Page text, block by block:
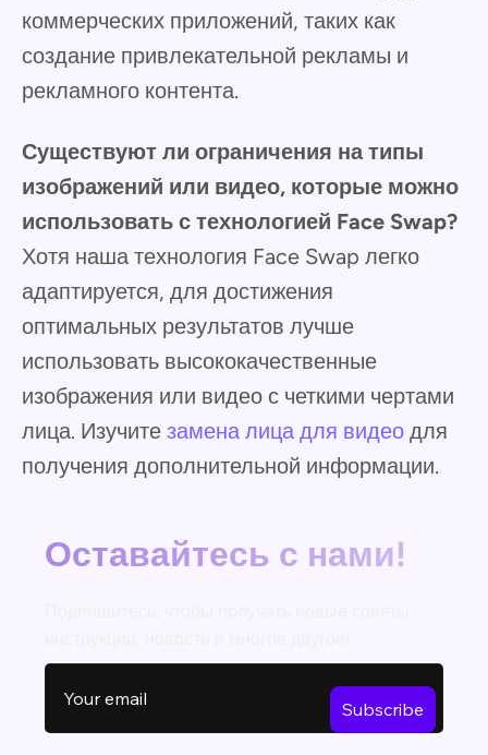
коммерческих приложений, таких как
создание привлекательной рекламы и
рекламного контента.
Существуют ли ограничения на типы
изображений или видео, которые можно
использовать с технологией Face Swap?
Хотя наша технология Face Swap легко
адаптируется, для достижения
оптимальных результатов лучше
использовать высококачественные
изображения или видео с четкими чертами
лица. Изучите замена лица для видео для
получения дополнительной информации.
Оставайтесь с нами!